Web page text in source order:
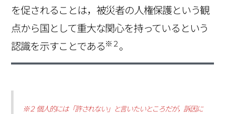
を促されることは，被災者の人権保護という観
点から国として重大な関心を持っているという
認識を示すことである※２。
※２ 個人的には「許されない」と言いたいところだが，訴因に